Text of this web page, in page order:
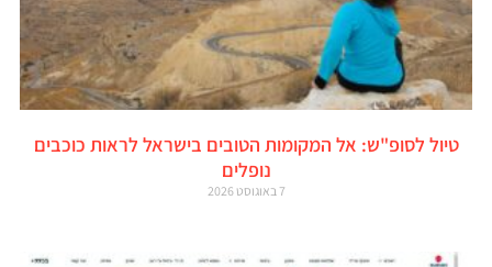
טיול לסופ"ש: אל המקומות הטובים בישראל לראות כוכבים
נופלים
7 באוגוסט 2026